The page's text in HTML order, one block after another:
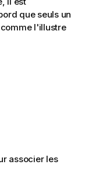
que seuls un
l'illustre
associer les